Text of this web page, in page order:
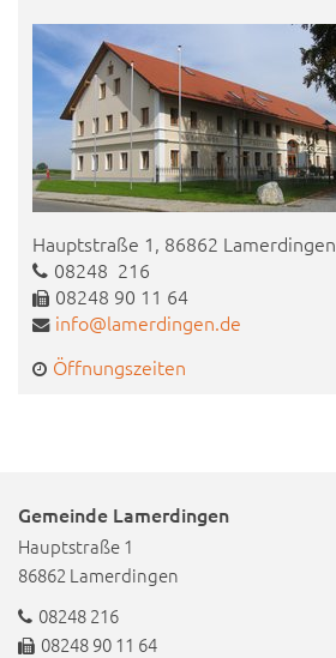
Hauptstraße 1, 86862 Lamerdingen
08248 216
08248 90 11 64
info@lamerdingen.de
Öffnungszeiten
Gemeinde Lamerdingen
Hauptstraße 1
86862 Lamerdingen
08248 216
08248 90 11 64